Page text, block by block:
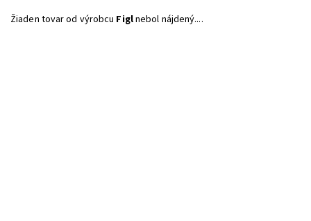
Žiaden tovar od výrobcu Figlnebol nájdený....